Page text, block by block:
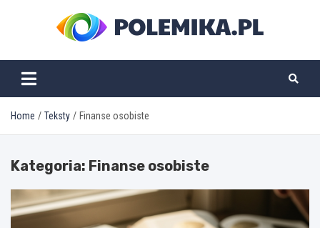
polemika.pl
Home Teksty Finanse osobiste
Kategoria: Finanse osobiste